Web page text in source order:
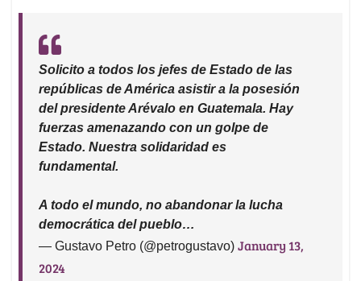
Solicito a todos los jefes de Estado de las
repúblicas de América asistir a la posesión
del presidente Arévalo en Guatemala. Hay
fuerzas amenazando con un golpe de
Estado. Nuestra solidaridad es
fundamental.
A todo el mundo, no abandonar la lucha
democrática del pueblo…
— Gustavo Petro (@petrogustavo) January 13,
2024